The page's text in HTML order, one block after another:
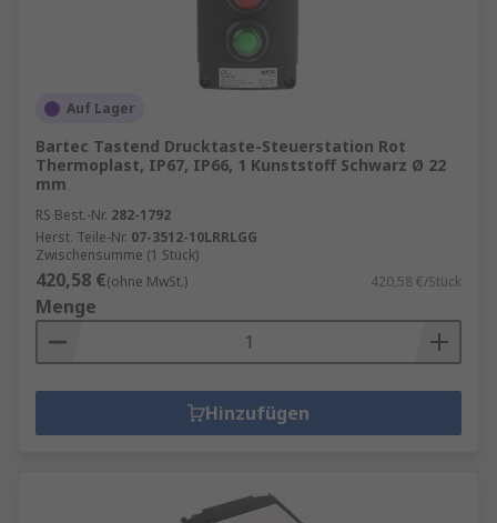
Auf Lager
Bartec Tastend Drucktaste-Steuerstation Rot
Thermoplast, IP67, IP66, 1 Kunststoff Schwarz Ø 22
mm
RS Best.-Nr. 282-1792
Herst. Teile-Nr. 07-3512-10LRRLGG
Zwischensumme (1 Stück)
420,58 €(ohne MwSt.) 420,58 €/Stück
Menge
Hinzufügen